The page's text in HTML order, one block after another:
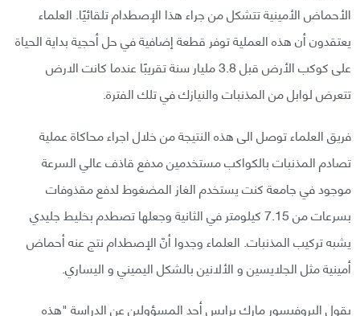
الأحماض الأمينية تتشكل من جراء هذا الإصطدام تلقائيًا. العلماء
يعتقدون أن هذه العملية توفر قطعة إضافية في حل أحجية بداية الحياة
على كوكب الأرض قبل 3.8 مليار سنة تقريبًا عندما كانت الارض
تتعرض لوابل من المذنبات والنيازك في تلك الفترة.
فريق العلماء توصل الى هذه النتيجة من خلال اجراء محاكاة عملية
تصادم المذنبات بالكواكب مستخدمين مدفع قاذف عالي السرعة
موجود في جامعة كنت يستخدم الغاز المضغوط لدفع مقذوفات
بسرعات من 7.15 كيلومتر في الثانية وجعلها تصطدم بخليط جليدي
يشبه تركيب المذنبات. العلماء وجدوا أنّ الإصطدام نتج عنه أحماض
أمينية مثل الجلايسين و الألانين بالشكل اليميني و اليساري.
يقول البروفيسور مارك برايس أحد المسؤولين عن الدراسة "هذه